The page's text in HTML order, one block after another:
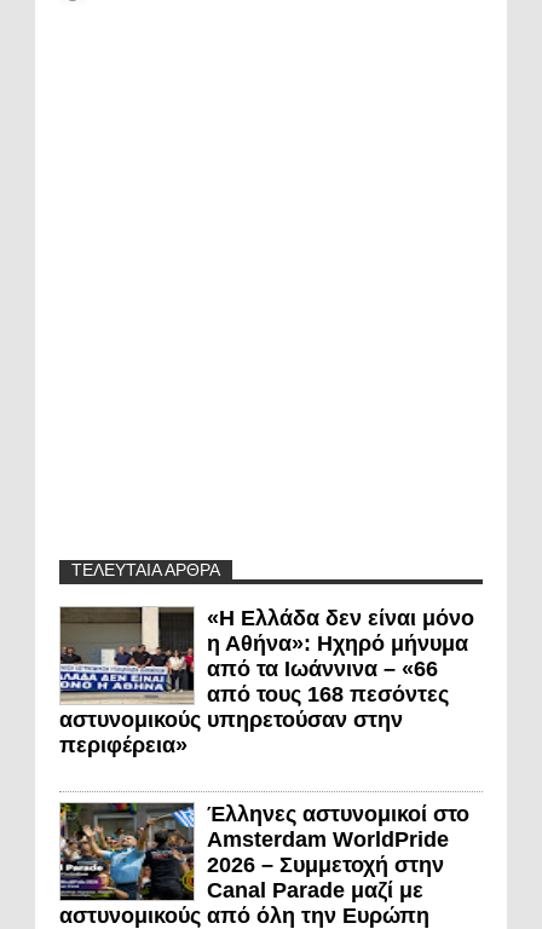
ΤΕΛΕΥΤΑΙΑ ΑΡΘΡΑ
«Η Ελλάδα δεν είναι μόνο
η Αθήνα»: Ηχηρό μήνυμα
από τα Ιωάννινα – «66
από τους 168 πεσόντες
αστυνομικούς υπηρετούσαν στην
περιφέρεια»
Έλληνες αστυνομικοί στο
Amsterdam WorldPride
2026 – Συμμετοχή στην
Canal Parade μαζί με
αστυνομικούς από όλη την Ευρώπη